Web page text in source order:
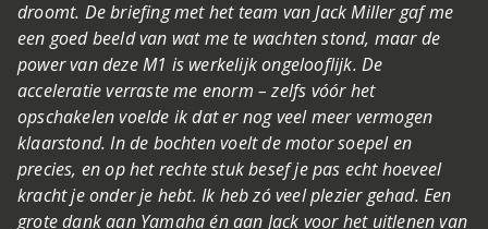
droomt. De briefing met het team van Jack Miller gaf me
een goed beeld van wat me te wachten stond, maar de
power van deze M1 is werkelijk ongelooflijk. De
acceleratie verraste me enorm – zelfs vóór het
opschakelen voelde ik dat er nog veel meer vermogen
klaarstond. In de bochten voelt de motor soepel en
precies, en op het rechte stuk besef je pas echt hoeveel
kracht je onder je hebt. Ik heb zó veel plezier gehad. Een
grote dank aan Yamaha én aan Jack voor het uitlenen van